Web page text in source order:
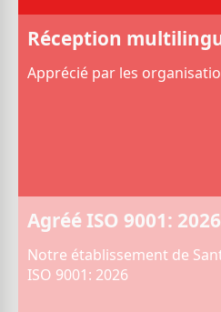
Réception
Apprécié par les
Agréé ISO 9001: 2026
Notre établissement de
ISO 9001: 2026